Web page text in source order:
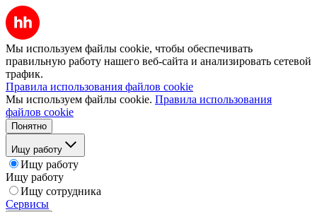
Мы используем файлы cookie, чтобы обеспечивать
правильную работу нашего веб-сайта и анализировать сетевой
трафик.
Правила использования файлов cookie
Мы используем файлы cookie. Правила использования
файлов cookie
Понятно
Ищу работу
Ищу работу
Ищу работу
Ищу сотрудника
Сервисы